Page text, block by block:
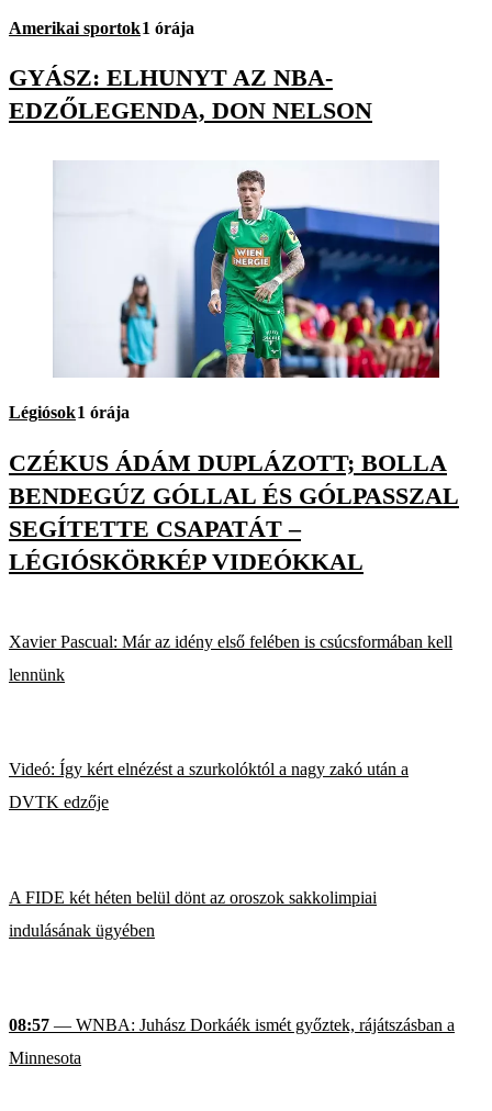
Amerikai sportok1 órája
GYÁSZ: ELHUNYT AZ NBA-
EDZŐLEGENDA, DON NELSON
Légiósok1 órája
CZÉKUS ÁDÁM DUPLÁZOTT; BOLLA
BENDEGÚZ GÓLLAL ÉS GÓLPASSZAL
SEGÍTETTE CSAPATÁT –
LÉGIÓSKÖRKÉP VIDEÓKKAL
Xavier Pascual: Már az idény első felében is csúcsformában kell
lennünk
Videó: Így kért elnézést a szurkolóktól a nagy zakó után a
DVTK edzője
A FIDE két héten belül dönt az oroszok sakkolimpiai
indulásának ügyében
08:57 — WNBA: Juhász Dorkáék ismét győztek, rájátszásban a
Minnesota